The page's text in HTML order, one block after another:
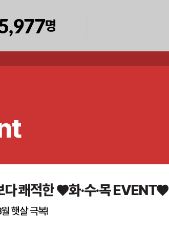
명
다 쾌적한 ♥화·수·목 EVENT♥
햇살 극복!